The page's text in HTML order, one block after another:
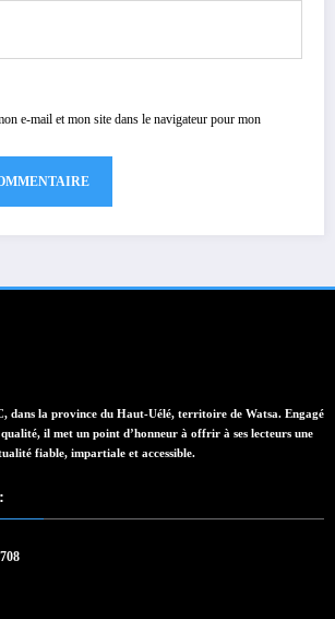
e-mail et mon site dans le navigateur pour mon
dans la province du Haut-Uélé, territoire de Watsa. Engagé
il met un point d’honneur à offrir à ses lecteurs une
fiable, impartiale et accessible.